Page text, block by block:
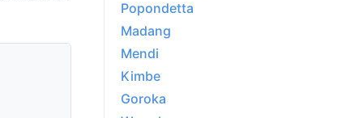
Popondetta
Madang
Mendi
Kimbe
Goroka